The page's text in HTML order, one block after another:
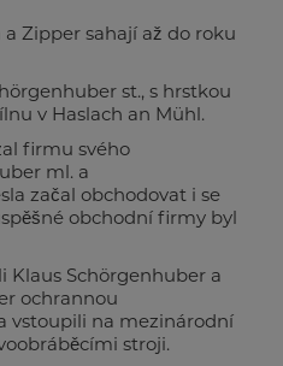
Zipper sahají až do roku
st., s hrstkou
v Haslach an Mühl.
firmu svého
ml. a
začal obchodovat i se
obchodní firmy byl
Klaus Schörgenhuber a
ochrannou
vstoupili na mezinárodní
stroji.